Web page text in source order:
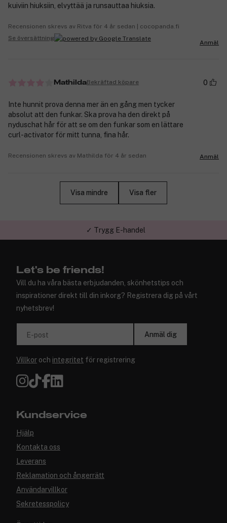
kuiviin hiuksiin, elvyttää ja runsauttaa hiuksia.
Recensionen skrevs av Ritva för 4 år sedan | cocopanda.fi
Se översättning
Anmäl
MathildaBekräftad köpare 0
Inte hunnit prova denna mer än en gång men tycker
absolut att den funkar. Ska prova ha den direkt på
nyduschat hår för att se om den funkar som en lättare
curl-activator för mitt tunna, fina hår.
Recensionen skrevs av Mathilda för 4 år sedan Anmäl
Visa mindre Visa fler
✓ Trygg E-handel
Let's be friends!
Vill du ha våra bästa erbjudanden, skönhetstips och
inspirationer direkt till din inkorg? Registrera dig på vårt
nyhetsbrev!
E-post Anmäl dig
Villkor och integritet för registrering
Kundservice
Hjälp
Kontakta oss
Leverans
Reklamation och ångerrätt
Användarvillkor
Sekretesspolicy